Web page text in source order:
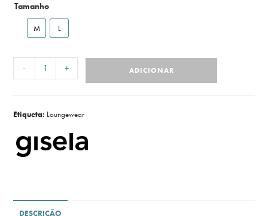
Tamanho
M L
- + ADICIONAR
Etiqueta: Loungewear
DESCRIÇÃO